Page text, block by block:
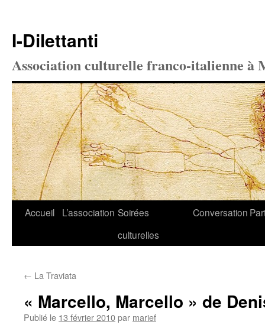
I-Dilettanti
Association culturelle franco-italienne à
Aller
Accueil L’association Soirées
culturelles
Conversation
← La Traviata
« Marcello, Marcello » de
Publié le 13 février 2010par marief